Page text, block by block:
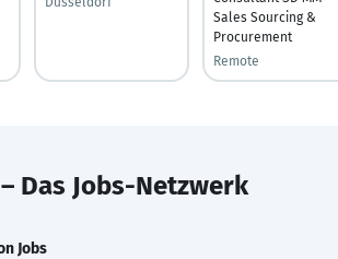
Sales Sourcing &
Procurement
Remote
– Das Jobs-Netzwerk
Jobs